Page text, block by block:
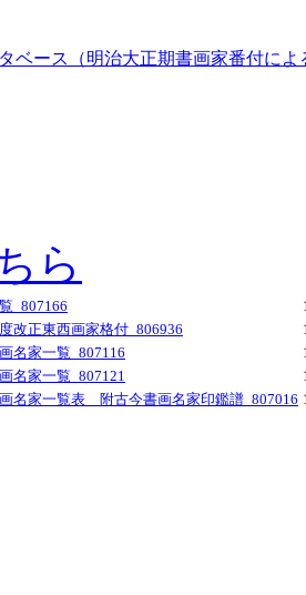
ベース（明治大正期書画家番付によ
ら
_807166
改正東西画家格付_806936
名家一覧_807116
名家一覧_807121
名家一覧表 附古今書画名家印鑑譜_807016